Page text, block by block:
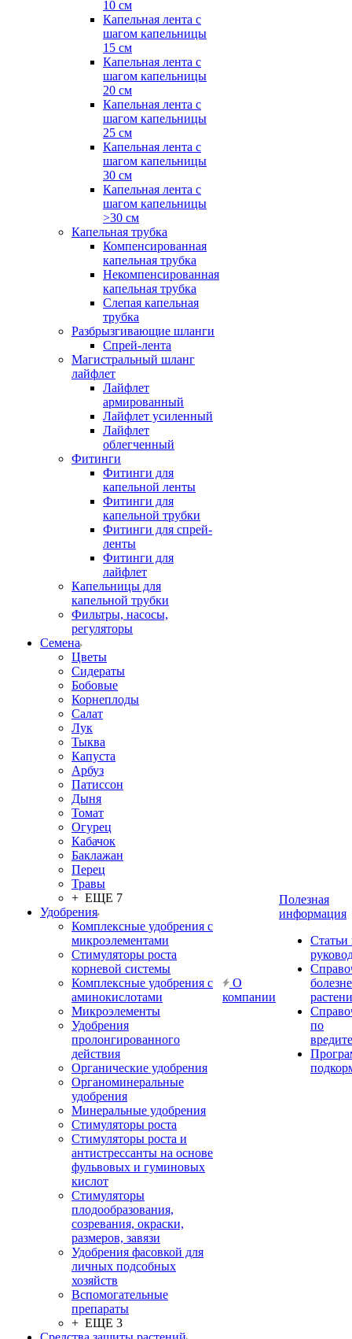
10 см
Капельная лента с
шагом капельницы
15 см
Капельная лента с
шагом капельницы
20 см
Капельная лента с
шагом капельницы
25 см
Капельная лента с
шагом капельницы
30 см
Капельная лента с
шагом капельницы
>30 см
Капельная трубка
Компенсированная
капельная трубка
Некомпенсированная
капельная трубка
Слепая капельная
трубка
Разбрызгивающие шланги
Спрей-лента
Магистральный шланг
лайфлет
Лайфлет
армированный
Лайфлет усиленный
Лайфлет
облегченный
Фитинги
Фитинги для
капельной ленты
Фитинги для
капельной трубки
Фитинги для спрей-
ленты
Фитинги для
лайфлет
Капельницы для
капельной трубки
Фильтры, насосы,
регуляторы
Семена
Цветы
Сидераты
Бобовые
Корнеплоды
Салат
Лук
Тыква
Капуста
Арбуз
Патиссон
Дыня
Томат
Огурец
Кабачок
Баклажан
Перец
Травы
+ ЕЩЕ 7
Удобрения
Комплексные удобрения с
микроэлементами
Стимуляторы роста
корневой системы
Комплексные удобрения с
аминокислотами
Микроэлементы
Удобрения
пролонгированного
действия
Органические удобрения
Органоминеральные
удобрения
Минеральные удобрения
Стимуляторы роста
Стимуляторы роста и
антистрессанты на основе
фульвовых и гуминовых
кислот
Стимуляторы
плодообразования,
созревания, окраски,
размеров, завязи
Удобрения фасовкой для
личных подсобных
хозяйств
Вспомогательные
препараты
+ ЕЩЕ 3
О
компании
Полезная
информация
Статьи
по